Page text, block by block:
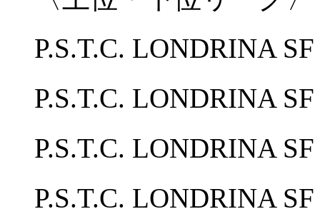
P.S.T.C. LONDRINA
P.S.T.C. LONDRINA
P.S.T.C. LONDRINA
P.S.T.C. LONDRINA